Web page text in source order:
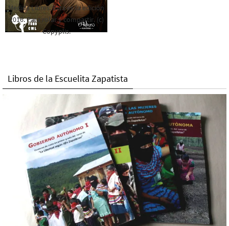
Medios Libres. Esta es la edición
2016. Para rolar y compartir. (c)
Copyplis.
Libros de la Escuelita Zapatista